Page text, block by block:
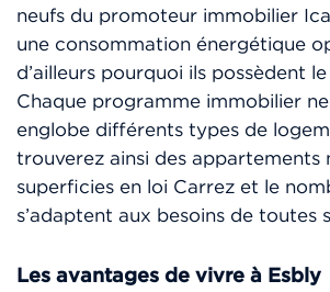
neufs du promoteur immobilier
une consommation énergétique
d’ailleurs pourquoi ils possèdent
Chaque programme immobilier
englobe différents types de
trouverez ainsi des appartements
superficies en loi Carrez et le
s’adaptent aux besoins de toutes
Les avantages de vivre à Esbly